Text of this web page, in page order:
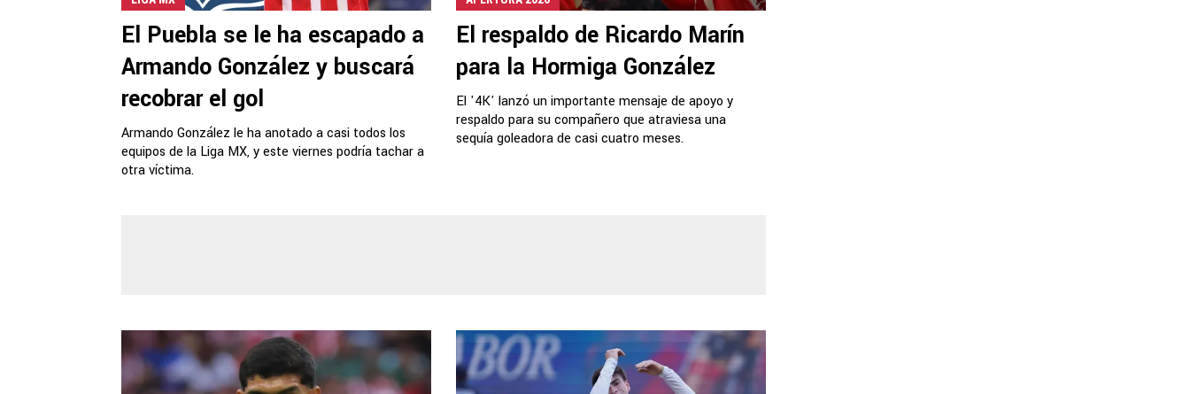
El Puebla se le ha escapado a
Armando González y buscará
recobrar el gol
Armando González le ha anotado a casi todos los
equipos de la Liga MX, y este viernes podría tachar a
otra víctima.
El respaldo de Ricardo Marín
para la Hormiga González
El '4K' lanzó un importante mensaje de apoyo y
respaldo para su compañero que atraviesa una
sequía goleadora de casi cuatro meses.